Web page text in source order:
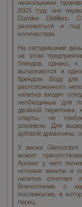
несколькими
2003 году оно
Dundee Distillers.
разливаться и
количествах.
На сегодняшний
на этом
блендов, однако, к
выпускаются и
брендом. Воду для
расположенного
напитка входят
необходимые для
двойной перегонке,
спирты, не
розливом. Для
дубовой древесины,
У виски
может
Аромат у него
нотками ванили и
напитка сочетает
Впечатление о
послевкусие, в
перец.